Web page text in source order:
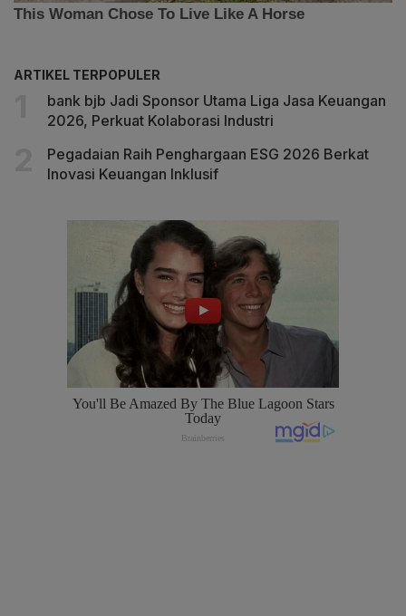
ARTIKEL TERPOPULER
bank bjb Jadi Sponsor Utama Liga Jasa Keuangan
2026, Perkuat Kolaborasi Industri
Pegadaian Raih Penghargaan ESG 2026 Berkat
Inovasi Keuangan Inklusif